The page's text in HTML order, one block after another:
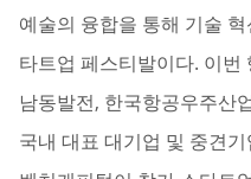
예술의 융합을 통해 기술
타트업 페스티발이다. 이
남동발전, 한국항공우주산
국내 대표 대기업 및 중견